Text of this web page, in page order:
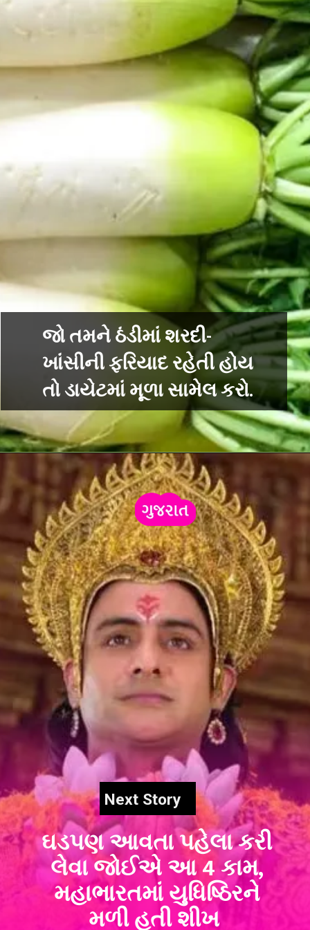
જો તમને ઠંડીમાં શરદી-
ખાંસીની ફરિયાદ રહેતી હોય
તો ડાયેટમાં મૂળા સામેલ કરો.
ઘડપણ આવતા પહેલા કરી
લેવા જોઈએ આ 4 કામ,
મહાભારતમાં યુધિષ્ઠિરને
મળી હતી શીખ
Next Story